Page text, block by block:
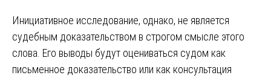
Инициативное исследование, однако, не является
судебным доказательством в строгом смысле этого
слова. Его выводы будут оцениваться судом как
письменное доказательство или как консультация